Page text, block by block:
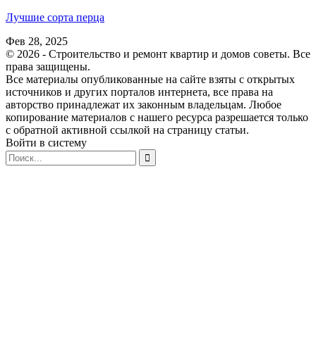
Лучшие сорта перца
Фев 28, 2025
© 2026 - Строительство и ремонт квартир и домов советы. Все
права защищены.
Все материалы опубликованные на сайте взяты с открытых
источников и других порталов интернета, все права на
авторство принадлежат их законным владельцам. Любое
копирование материалов с нашего ресурса разрешается только
с обратной активной ссылкой на страницу статьи.
Войти в систему